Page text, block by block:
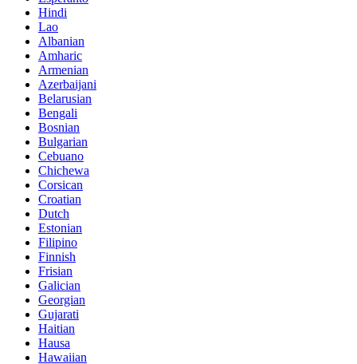
Hindi
Lao
Albanian
Amharic
Armenian
Azerbaijani
Belarusian
Bengali
Bosnian
Bulgarian
Cebuano
Chichewa
Corsican
Croatian
Dutch
Estonian
Filipino
Finnish
Frisian
Galician
Georgian
Gujarati
Haitian
Hausa
Hawaiian